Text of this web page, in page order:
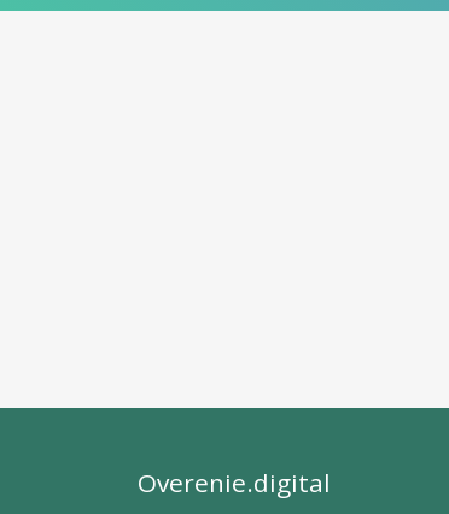
Overenie.digital